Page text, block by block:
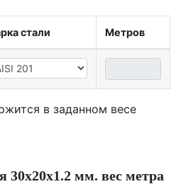
стали Метров
в заданном весе
мм. вес метра